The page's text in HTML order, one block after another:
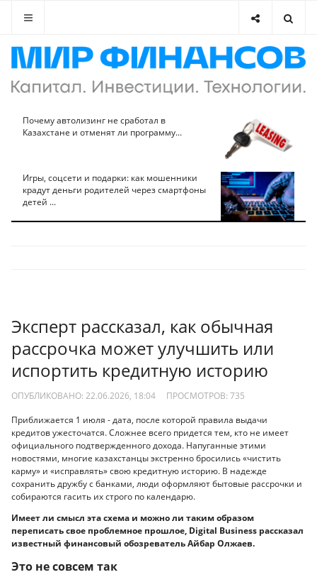
Почему автолизинг не сработал в
Казахстане и отменят ли программу...
Игры, соцсети и подарки: как мошенники
крадут деньги родителей через смартфоны
детей ...
Эксперт рассказал, как обычная
рассрочка может улучшить или
испортить кредитную историю
ОПУБЛИКОВАНО: 22.06.2026, 18:04 ПРОСМОТРОВ: 735
Приближается 1 июля - дата, после которой правила выдачи
кредитов ужесточатся. Сложнее всего придется тем, кто не имеет
официального подтвержденного дохода. Напуганные этими
новостями, многие казахстанцы экстренно бросились «чистить
карму» и «исправлять» свою кредитную историю. В надежде
сохранить дружбу с банками, люди оформляют бытовые рассрочки и
собираются гасить их строго по календарю.
Имеет ли смысл эта схема и можно ли таким образом
переписать свое проблемное прошлое, Digital Business рассказал
известный финансовый обозреватель Айбар Олжаев.
Это не совсем так